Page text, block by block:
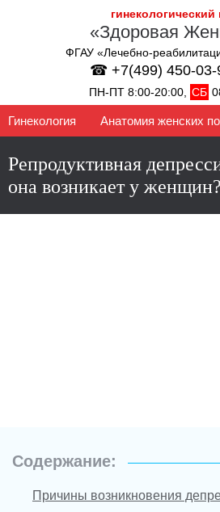
гинекологический
«Здоровая
ФГАУ «Лечебно-
☎ +7(499) 450-03-
ПН-ПТ 8:00-20:00, СБ
Гинекология Анатомия женских
Репродуктивная
она возникает у женщин?
Содержание:
Причины возникновения